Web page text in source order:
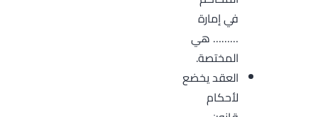
في إمارة
……… هي
المختصة.
العقد يخضع
لأحكام